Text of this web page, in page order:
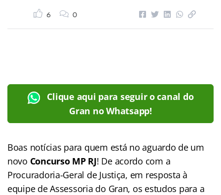
6 0
Clique aqui para seguir o canal do
Gran no Whatsapp!
Boas notícias para quem está no aguardo de um
novo Concurso MP RJ! De acordo com a
Procuradoria-Geral de Justiça, em resposta à
equipe de Assessoria do Gran, os estudos para a